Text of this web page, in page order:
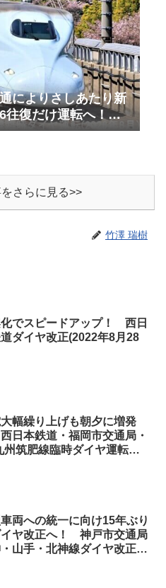
によりさしあたり新
6往復だけ運転へ！
転(2026年8月)
さらに見る>>
竹澤 瑞樹
でスピードアップ！ 西日
ダイヤ改正(2022年8月28
幅繰り上げも朝夕に増発
日本鉄道・福岡市交通局・
州筑肥線臨時ダイヤ運転
両への統一に向け15年ぶり
ヤ改正へ！ 神戸市交通局
山手・北神線ダイヤ改正